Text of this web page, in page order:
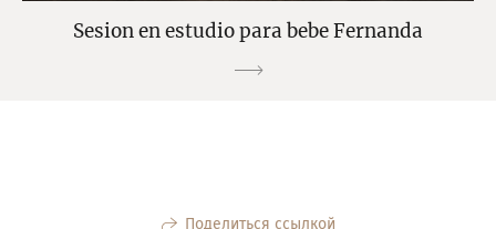
Sesion en estudio para bebe Fernanda
Поделиться ссылкой